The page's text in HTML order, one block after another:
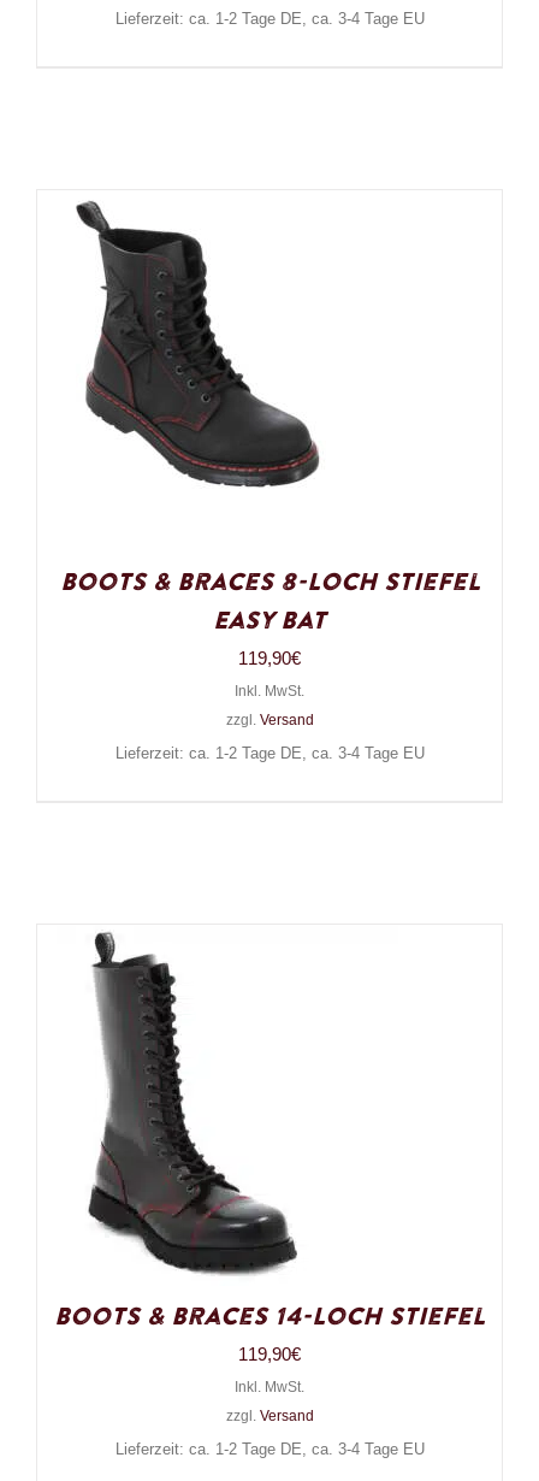
Lieferzeit: ca. 1-2 Tage DE, ca. 3-4 Tage EU
Boots & Braces 8-Loch Stiefel
Easy Bat
119,90€
Inkl. MwSt.
zzgl. Versand
Lieferzeit: ca. 1-2 Tage DE, ca. 3-4 Tage EU
Boots & Braces 14-Loch Stiefel
119,90€
Inkl. MwSt.
zzgl. Versand
Lieferzeit: ca. 1-2 Tage DE, ca. 3-4 Tage EU